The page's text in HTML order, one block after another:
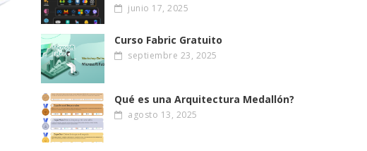
junio 17, 2025
Curso Fabric Gratuito
septiembre 23, 2025
Qué es una Arquitectura Medallón?
agosto 13, 2025